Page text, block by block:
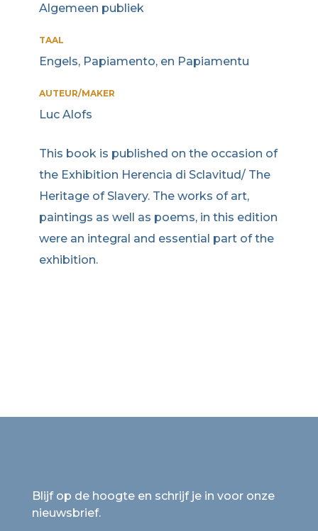
Algemeen publiek
TAAL
Engels, Papiamento, en Papiamentu
AUTEUR/MAKER
Luc Alofs
This book is published on the occasion of
the Exhibition Herencia di Sclavitud/ The
Heritage of Slavery. The works of art,
paintings as well as poems, in this edition
were an integral and essential part of the
exhibition.
Blijf op de hoogte en schrijf je in voor onze
nieuwsbrief.